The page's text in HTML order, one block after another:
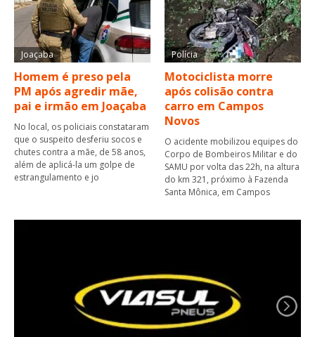
Joaçaba
Homem é preso pela
PM após agredir mãe,
pai e irmão em Joaçaba
No local, os policiais constataram
que o suspeito desferiu socos e
chutes contra a mãe, de 58 anos,
além de aplicá-la um golpe de
estrangulamento e jo
Polícia
Motociclista morre
após colisão contra
carro em Campos
Novos
O acidente mobilizou equipes do
Corpo de Bombeiros Militar e do
SAMU por volta das 22h, na altura
do km 321, próximo à Fazenda
Santa Mônica, em Campos